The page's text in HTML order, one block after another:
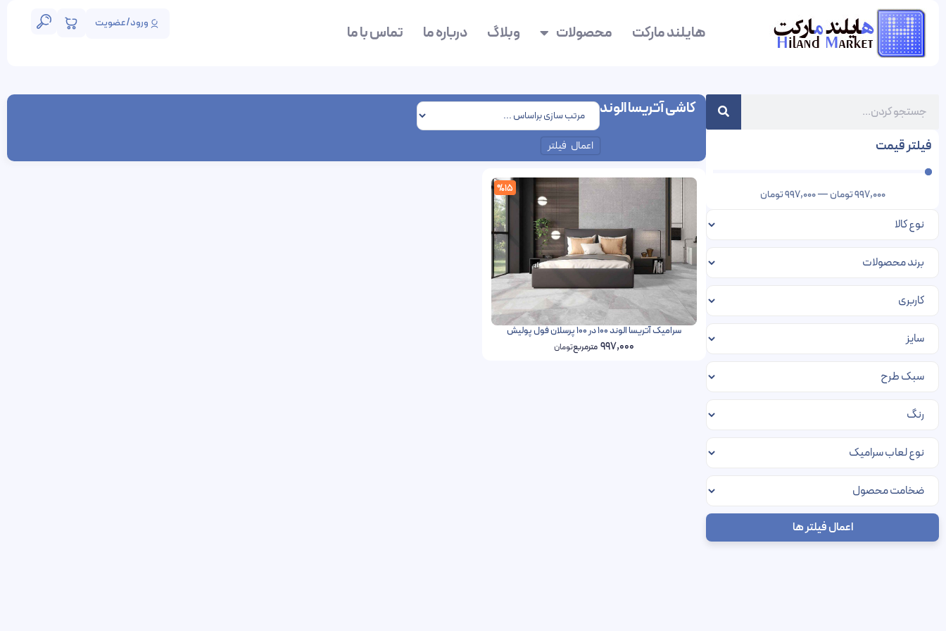
هایلند مارکت محصولات وبلاگ درباره ما تماس با ما ورود/عضویت
فیلتر قیمت
997,000تومان—
997,000تومان
اعمال فیلتر ها
کاشی آتریسا الوند
اعمال فیلتر
%15
سرامیک آتریسا الوند 100 در 100 پرسلان فول پولیش
997,000 مترمربعتومان